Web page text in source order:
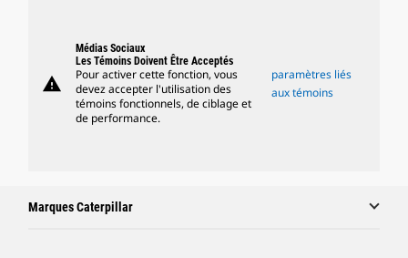
warning
Médias Sociaux
Les Témoins Doivent Être Acceptés
Pour activer cette fonction, vous
devez accepter l'utilisation des
témoins fonctionnels, de ciblage et
de performance.
paramètres liés
aux témoins
Marques Caterpillar